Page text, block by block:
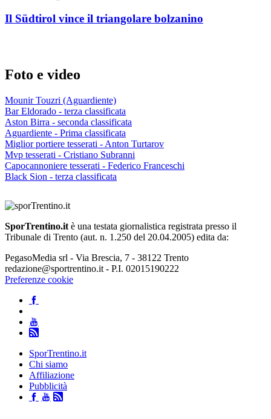
Il Südtirol vince il triangolare bolzanino
Foto e video
Mounir Touzri (Aguardiente)
Bar Eldorado - terza classificata
Aston Birra - seconda classificata
Aguardiente - Prima classificata
Miglior portiere tesserati - Anton Turtarov
Mvp tesserati - Cristiano Subranni
Capocannoniere tesserati - Federico Franceschi
Black Sion - terza classificata
SporTrentino.it è una testata giornalistica registrata presso il
Tribunale di Trento (aut. n. 1.250 del 20.04.2005) edita da:
PegasoMedia srl - Via Brescia, 7 - 38122 Trento
redazione@sportrentino.it - P.I. 02015190222
Preferenze cookie
SporTrentino.it
Chi siamo
Affiliazione
Pubblicità